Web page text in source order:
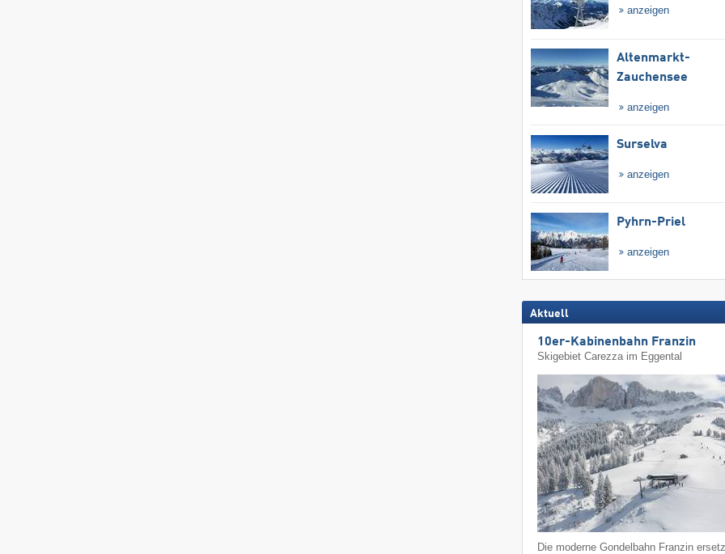
anzeigen
Altenmarkt-
Zauchensee
anzeigen
Surselva
anzeigen
Pyhrn-Priel
anzeigen
Aktuell
10er-Kabinenbahn Franzin
Skigebiet Carezza im Eggental
Die moderne Gondelbahn Franzin